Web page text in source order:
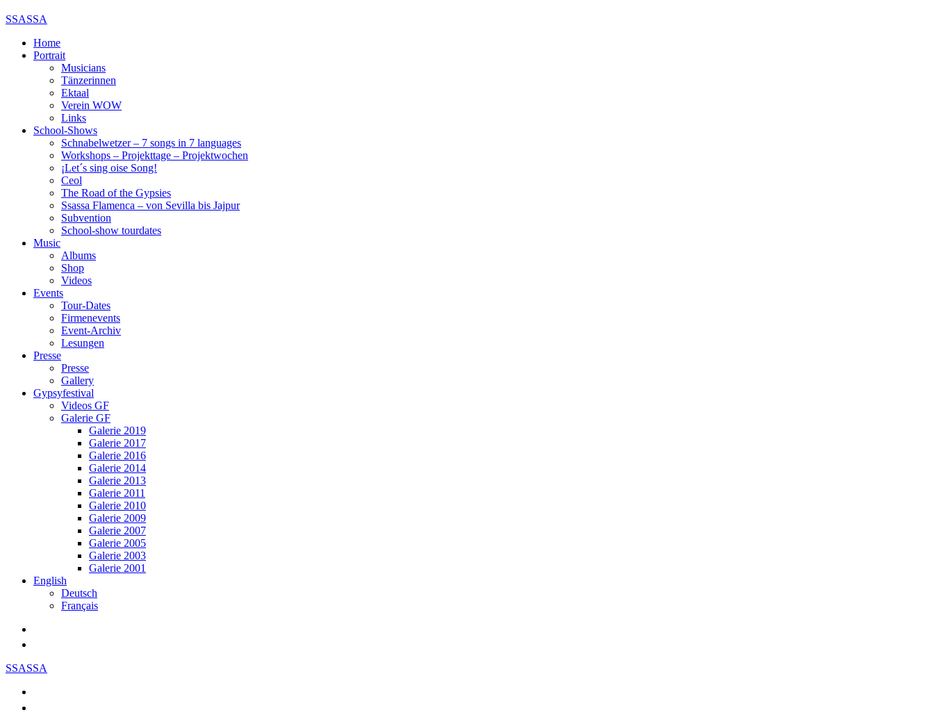
SSASSA
Home
Portrait
Musicians
Tänzerinnen
Ektaal
Verein WOW
Links
School-Shows
Schnabelwetzer – 7 songs in 7 languages
Workshops – Projekttage – Projektwochen
¡Let´s sing oise Song!
Ceol
The Road of the Gypsies
Ssassa Flamenca – von Sevilla bis Jajpur
Subvention
School-show tourdates
Music
Albums
Shop
Videos
Events
Tour-Dates
Firmenevents
Event-Archiv
Lesungen
Presse
Presse
Gallery
Gypsyfestival
Videos GF
Galerie GF
Galerie 2019
Galerie 2017
Galerie 2016
Galerie 2014
Galerie 2013
Galerie 2011
Galerie 2010
Galerie 2009
Galerie 2007
Galerie 2005
Galerie 2003
Galerie 2001
English
Deutsch
Français
SSASSA